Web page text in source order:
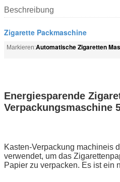
Beschreibung
Zigarette Packmaschine
Markieren:Automatische Zigaretten
Energiesparende
Verpackungsmaschine
Kasten-Verpackung machineis
verwendet, um das
Papier zu verpacken. Es ist ein